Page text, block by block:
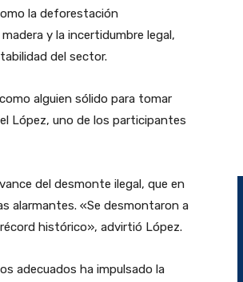
la deforestación
y la incertidumbre legal,
del sector.
alguien sólido para tomar
López, uno de los participantes
del desmonte ilegal, que en
alarmantes. «Se desmontaron a
histórico», advirtió López.
adecuados ha impulsado la